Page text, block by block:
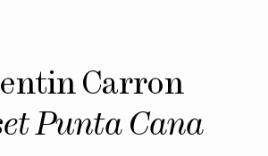
Carron
Punta Cana